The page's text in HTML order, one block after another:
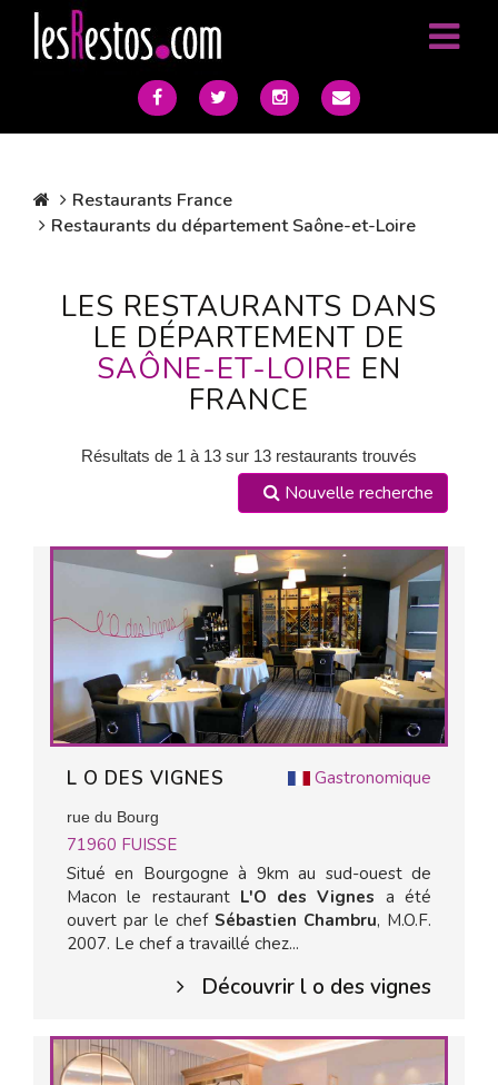
Restaurants France
Restaurants du département Saône-et-Loire
LES RESTAURANTS DANS
LE DÉPARTEMENT DE
SAÔNE-ET-LOIRE EN
FRANCE
Résultats de 1 à 13 sur 13 restaurants trouvés
Nouvelle recherche
Gastronomique
L O DES VIGNES
rue du Bourg
71960 FUISSE
Situé en Bourgogne à 9km au sud-ouest de
Macon le restaurant L'O des Vignes a été
ouvert par le chef Sébastien Chambru, M.O.F.
2007. Le chef a travaillé chez...
Découvrir l o des vignes